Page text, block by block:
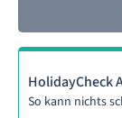
HolidayCheck
So kann nichts